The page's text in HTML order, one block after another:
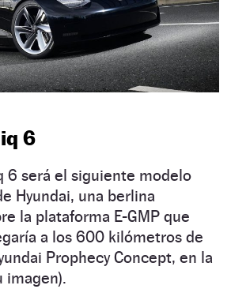
6
6 será el siguiente modelo
Hyundai, una berlina
la plataforma E-GMP que
a los 600 kilómetros de
Prophecy Concept, en la
imagen).